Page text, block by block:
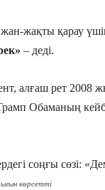
жақты қарау
– деді.
алғаш рет
Обаманың
көрсетті